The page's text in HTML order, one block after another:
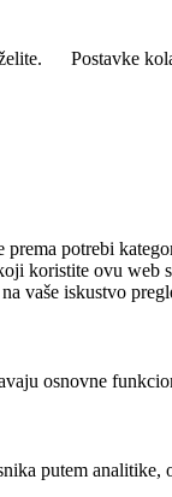
Postavke
potrebi
koristite ovu web
vaše iskustvo
osnovne
putem analitike,